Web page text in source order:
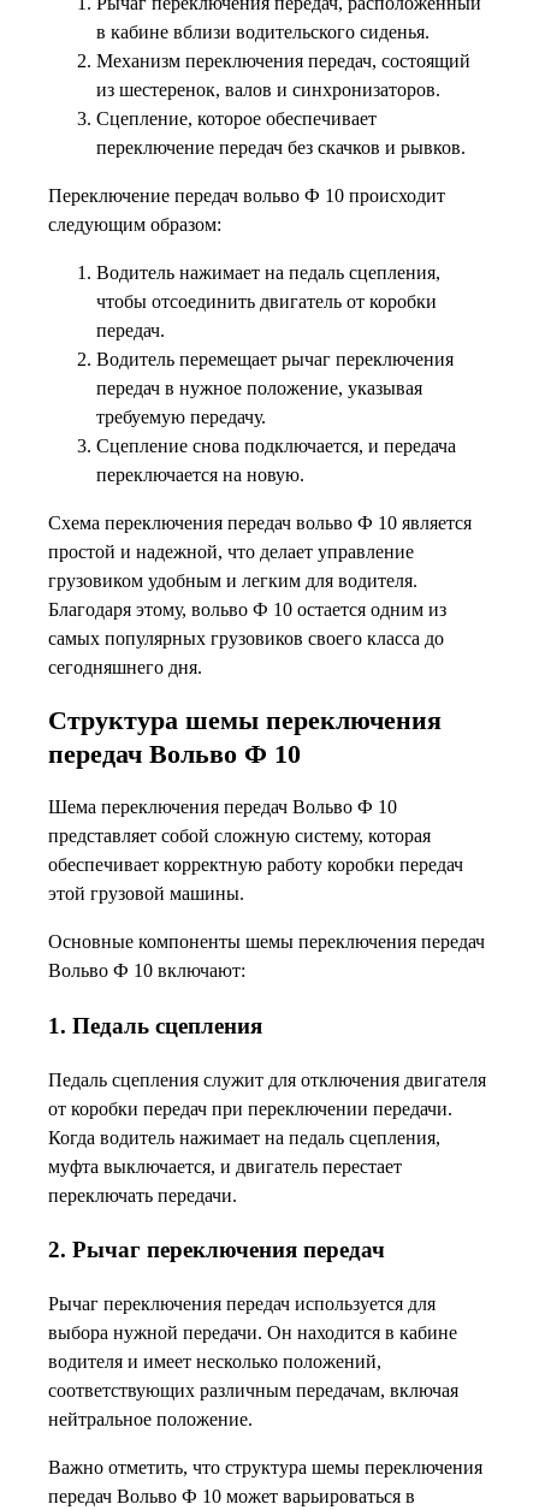
в кабине вблизи водительского сиденья.
Механизм переключения передач, состоящий
из шестеренок, валов и синхронизаторов.
Сцепление, которое обеспечивает
переключение передач без скачков и рывков.
Переключение передач вольво Ф 10 происходит
следующим образом:
Водитель нажимает на педаль сцепления,
чтобы отсоединить двигатель от коробки
передач.
Водитель перемещает рычаг переключения
передач в нужное положение, указывая
требуемую передачу.
Сцепление снова подключается, и передача
переключается на новую.
Схема переключения передач вольво Ф 10 является
простой и надежной, что делает управление
грузовиком удобным и легким для водителя.
Благодаря этому, вольво Ф 10 остается одним из
самых популярных грузовиков своего класса до
сегодняшнего дня.
Структура шемы переключения
передач Вольво Ф 10
Шема переключения передач Вольво Ф 10
представляет собой сложную систему, которая
обеспечивает корректную работу коробки передач
этой грузовой машины.
Основные компоненты шемы переключения передач
Вольво Ф 10 включают:
1. Педаль сцепления
Педаль сцепления служит для отключения двигателя
от коробки передач при переключении передачи.
Когда водитель нажимает на педаль сцепления,
муфта выключается, и двигатель перестает
переключать передачи.
2. Рычаг переключения передач
Рычаг переключения передач используется для
выбора нужной передачи. Он находится в кабине
водителя и имеет несколько положений,
соответствующих различным передачам, включая
нейтральное положение.
Важно отметить, что структура шемы переключения
передач Вольво Ф 10 может варьироваться в